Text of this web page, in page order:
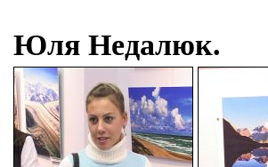
Юля Недалюк.